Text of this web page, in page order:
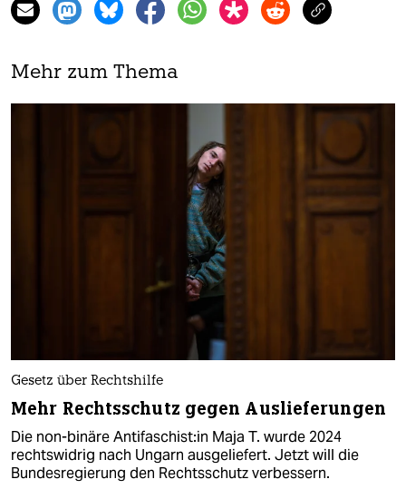
Mehr zum Thema
Gesetz über Rechtshilfe
Mehr Rechtsschutz gegen Auslieferungen
Die non-binäre An­ti­fa­schis­t:in Maja T. wurde 2024
rechtswidrig nach Ungarn ausgeliefert. Jetzt will die
Bundesregierung den Rechtsschutz verbessern.